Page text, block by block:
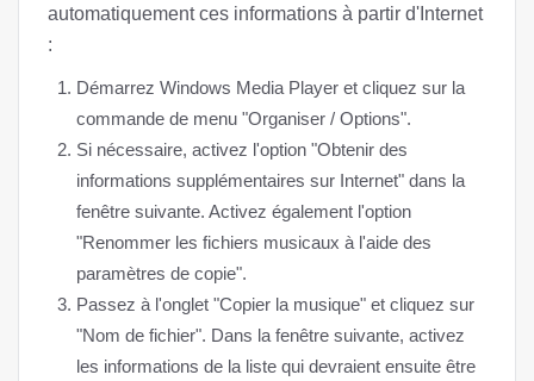
automatiquement ces informations à partir d'Internet
:
Démarrez Windows Media Player et cliquez sur la
commande de menu "Organiser / Options".
Si nécessaire, activez l'option "Obtenir des
informations supplémentaires sur Internet" dans la
fenêtre suivante. Activez également l'option
"Renommer les fichiers musicaux à l'aide des
paramètres de copie".
Passez à l'onglet "Copier la musique" et cliquez sur
"Nom de fichier". Dans la fenêtre suivante, activez
les informations de la liste qui devraient ensuite être